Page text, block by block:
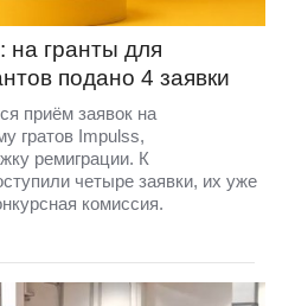
на гранты для
подано 4 заявки
приём заявок на
гратов Impulss,
ремиграции. К
четыре заявки, их уже
комиссия.